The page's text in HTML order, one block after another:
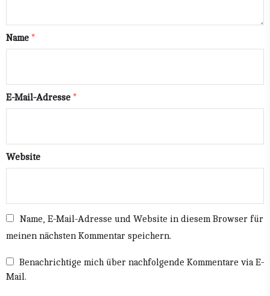
Name *
E-Mail-Adresse *
Website
Name, E-Mail-Adresse und Website in diesem Browser für
meinen nächsten Kommentar speichern.
Benachrichtige mich über nachfolgende Kommentare via E-
Mail.